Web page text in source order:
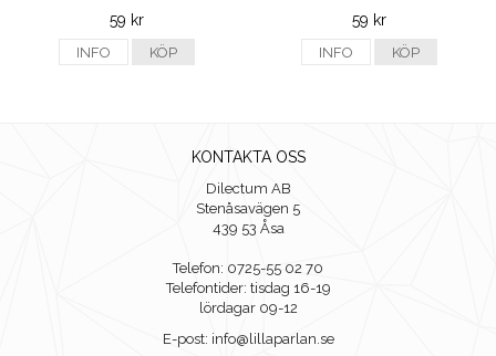
59 kr
INFO KÖP
59 kr
INFO KÖP
KONTAKTA OSS
Dilectum AB
Stenåsavägen 5
439 53 Åsa
Telefon: 0725-55 02 70
Telefontider: tisdag 16-19
lördagar 09-12
E-post: info@lillaparlan.se